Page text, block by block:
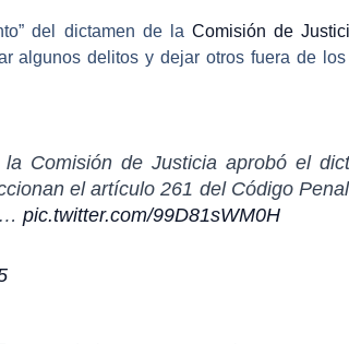
del dictamen de la Comisión de
algunos delitos y dejar otros fuera de los
Comisión de Justicia aprobó el
el artículo 261 del Código
pic.twitter.com/99D81sWM0H